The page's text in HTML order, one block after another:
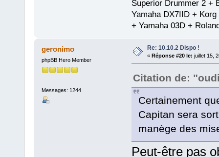
Superior Drummer 2 +
Yamaha DX7IID +
+ Yamaha 03D +
geronimo
phpBB Hero Member
Messages: 1244
Re: 10.10.2 Dispo !
« Réponse #20 le: juillet 15,
Citation de:
Certainement
Capitan sera
manège des
Peut-être pas